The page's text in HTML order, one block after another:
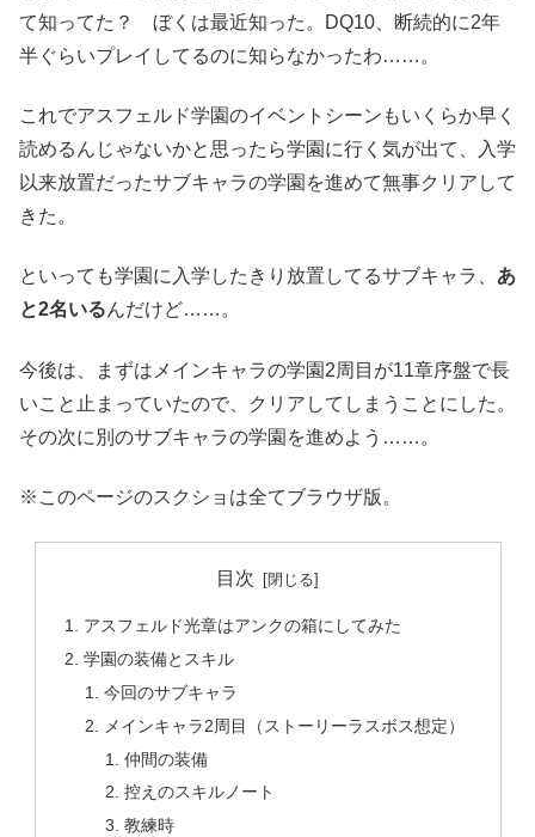
て知ってた？ ぼくは最近知った。DQ10、断続的に2年
半ぐらいプレイしてるのに知らなかったわ……。
これでアスフェルド学園のイベントシーンもいくらか早く
読めるんじゃないかと思ったら学園に行く気が出て、入学
以来放置だったサブキャラの学園を進めて無事クリアして
きた。
といっても学園に入学したきり放置してるサブキャラ、 あ
と2名いるんだけど……。
今後は、まずはメインキャラの学園2周目が11章序盤で長
いこと止まっていたので、クリアしてしまうことにした。
その次に別のサブキャラの学園を進めよう……。
※このページのスクショは全てブラウザ版。
目次
アスフェルド光章はアンクの箱にしてみた
学園の装備とスキル
今回のサブキャラ
メインキャラ2周目（ストーリーラスボス想定）
仲間の装備
控えのスキルノート
教練時